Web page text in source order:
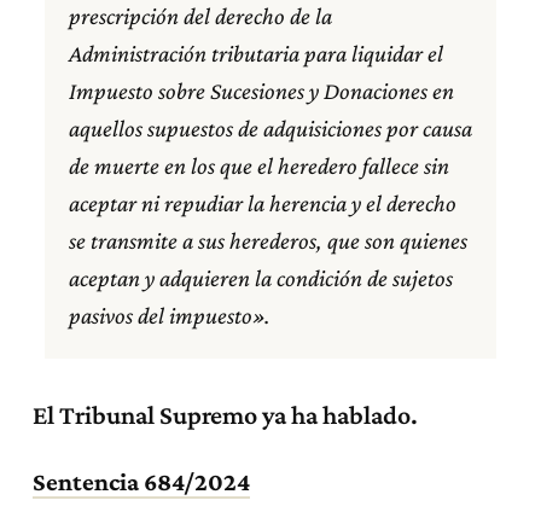
prescripción del derecho de la
Administración tributaria para liquidar el
Impuesto sobre Sucesiones y Donaciones en
aquellos supuestos de adquisiciones por causa
de muerte en los que el heredero fallece sin
aceptar ni repudiar la herencia y el derecho
se transmite a sus herederos, que son quienes
aceptan y adquieren la condición de sujetos
pasivos del impuesto».
El Tribunal Supremo ya ha hablado.
Sentencia 684/2024